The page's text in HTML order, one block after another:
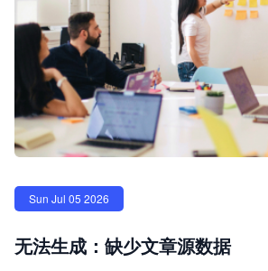
Sun Jul 05 2026
无法生成：缺少文章源数据